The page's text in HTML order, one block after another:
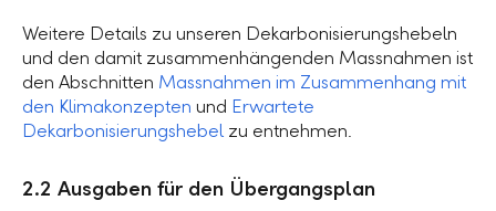
Weitere Details zu unseren Dekarbonisierungshebeln
und den damit zusammenhängenden Massnahmen ist
den Abschnitten Massnahmen im Zusammenhang mit
den Klimakonzepten und Erwartete
Dekarbonisierungshebel zu entnehmen.
2.2 Ausgaben für den Übergangsplan